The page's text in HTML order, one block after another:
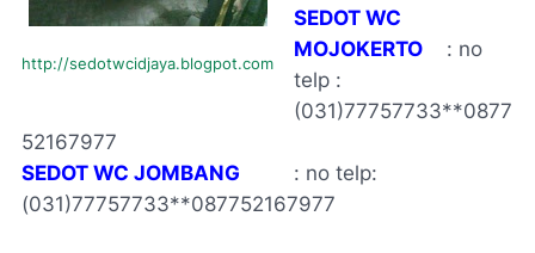
http://sedotwcidjaya.blogpot.com
SEDOT WC
MOJOKERTO: no
telp :
(031)77757733**0877
52167977
SEDOT WC JOMBANG : no telp:
(031)77757733**087752167977